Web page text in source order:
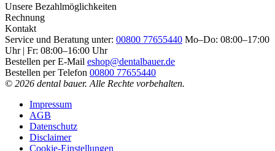
Unsere Bezahlmöglichkeiten
Rechnung
Kontakt
Service und Beratung unter: 00800 77655440 Mo–Do: 08:00–17:00
Uhr | Fr: 08:00–16:00 Uhr
Bestellen per E-Mail eshop@dentalbauer.de
Bestellen per Telefon 00800 77655440
© 2026 dental bauer. Alle Rechte vorbehalten.
Impressum
AGB
Datenschutz
Disclaimer
Cookie-Einstellungen